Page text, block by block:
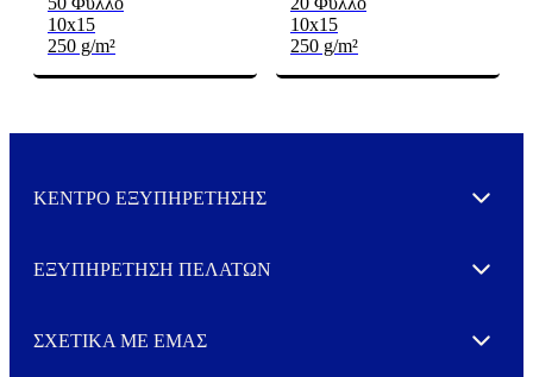
10x15
250 g/m²
10x15
250 g/m²
ΚΕΝΤΡΟ ΕΞΥΠΗΡΕΤΗΣΗΣ Expand
ΕΞΥΠΗΡΕΤΗΣΗ ΠΕΛΑΤΩΝ Expand
ΣΧΕΤΙΚΑ ΜΕ ΕΜΑΣ Expand